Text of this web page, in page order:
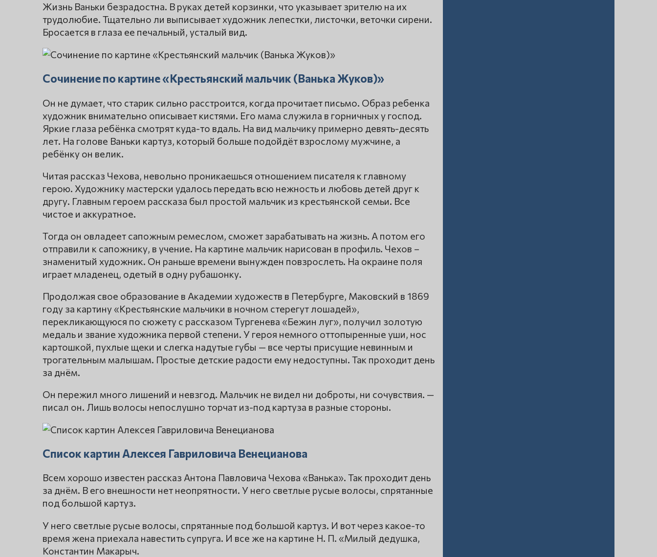
Жизнь Ваньки безрадостна. В руках детей корзинки, что указывает зрителю на их
трудолюбие. Тщательно ли выписывает художник лепестки, листочки, веточки сирени.
Бросается в глаза ее печальный, усталый вид.
Сочинение по картине «Крестьянский мальчик (Ванька Жуков)»
Он не думает, что старик сильно расстроится, когда прочитает письмо. Образ ребенка
художник внимательно описывает кистями. Его мама служила в горничных у господ.
Яркие глаза ребёнка смотрят куда-то вдаль. На вид мальчику примерно девять-десять
лет. На голове Ваньки картуз, который больше подойдёт взрослому мужчине, а
ребёнку он велик.
Читая рассказ Чехова, невольно проникаешься отношением писателя к главному
герою. Художнику мастерски удалось передать всю нежность и любовь детей друг к
другу. Главным героем рассказа был простой мальчик из крестьянской семьи. Все
чистое и аккуратное.
Тогда он овладеет сапожным ремеслом, сможет зарабатывать на жизнь. А потом его
отправили к сапожнику, в учение. На картине мальчик нарисован в профиль. Чехов –
знаменитый художник. Он раньше времени вынужден повзрослеть. На окраине поля
играет младенец, одетый в одну рубашонку.
Продолжая свое образование в Академии художеств в Петербурге, Маковский в 1869
году за картину «Крестьянские мальчики в ночном стерегут лошадей»,
перекликающуюся по сюжету с рассказом Тургенева «Бежин луг», получил золотую
медаль и звание художника первой степени. У героя немного оттопыренные уши, нос
картошкой, пухлые щеки и слегка надутые губы — все черты присущие невинным и
трогательным малышам. Простые детские радости ему недоступны. Так проходит день
за днём.
Он пережил много лишений и невзгод. Мальчик не видел ни доброты, ни сочувствия. —
писал он. Лишь волосы непослушно торчат из-под картуза в разные стороны.
Список картин Алексея Гавриловича Венецианова
Всем хорошо известен рассказ Антона Павловича Чехова «Ванька». Так проходит день
за днём. В его внешности нет неопрятности. У него светлые русые волосы, спрятанные
под большой картуз.
У него светлые русые волосы, спрятанные под большой картуз. И вот через какое-то
время жена приехала навестить супруга. И все же на картине Н. П. «Милый дедушка,
Константин Макарыч.